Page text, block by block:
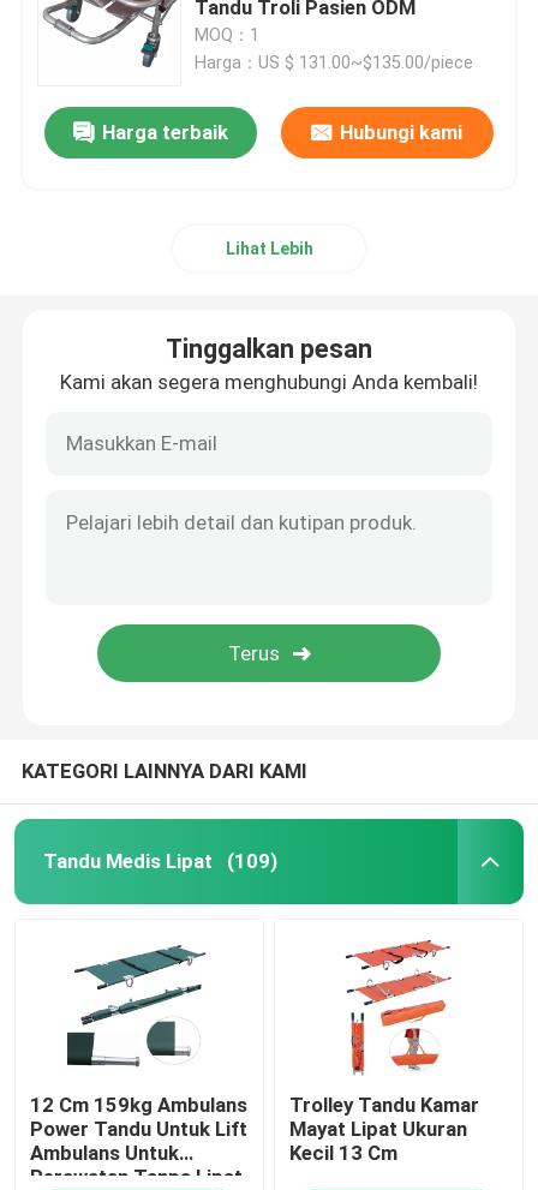
Tempat Tidur Pemeriksaan Listrik
Meja Operasi Bedah
Troli Peralatan Medis
Tandu Ponsel Darurat
Perabotan Medis Rumah Sakit
Tandu Troli Pasien ODM
MOQ：1
Harga：US $ 131.00~$135.00/piece
Harga terbaik Hubungi kami
Lihat Lebih
Tinggalkan pesan
Kami akan segera menghubungi Anda kembali!
KATEGORI LAINNYA DARI KAMI
Tandu Medis Lipat (109)
12 Cm 159kg Ambulans
Power Tandu Untuk Lift
Ambulans Untuk
Perawatan Tanpa Lipat
Trolley Tandu Kamar
Mayat Lipat Ukuran
Kecil 13 Cm